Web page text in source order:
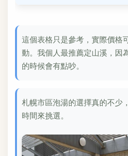
這個表格只是參考，實際價格
動。我個人最推薦定山溪，因
的時候會有點吵。
札幌市區泡湯的選擇真的不少
時間來挑選。